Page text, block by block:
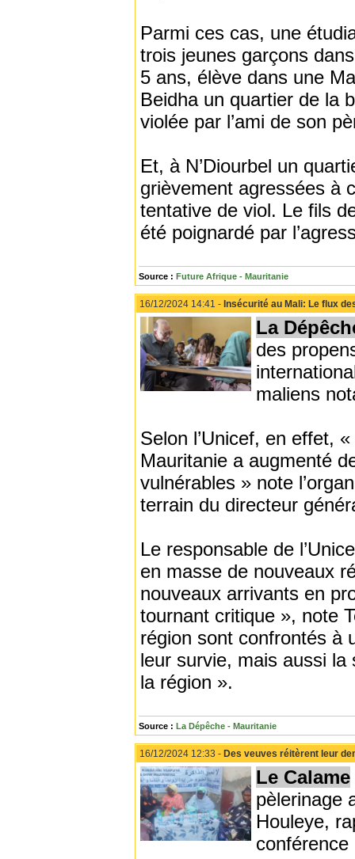
Parmi ces cas, une
trois jeunes garçons
5 ans, élève dans une
Beidha un quartier de la
violée par l’ami de son
Et, à N’Diourbel un
grièvement agressées à
tentative de viol. Le fils
été poignardé par
Source : Future Afrique - Mauritanie
16/12/2024 14:41 - Insécurité au Mali: Le flux
La
des
maliens
Selon l’Unicef, en effet,
Mauritanie a augmenté
vulnérables » note
terrain du directeur
Le responsable de
en masse de nouveaux
nouveaux arrivants en
tournant critique », note
région sont confrontés à
leur survie, mais aussi la
la région ».
Source : La Dépêche - Mauritanie
16/12/2024 12:33 - Des veuves réitèrent leur
Le Calame
pèlerinage
Houleye,